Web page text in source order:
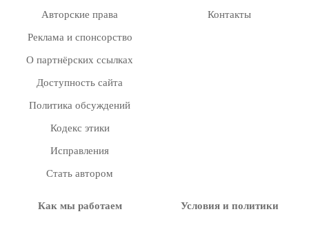
Авторские права
Реклама и спонсорство
О партнёрских ссылках
Доступность сайта
Политика обсуждений
Кодекс этики
Исправления
Стать автором
Контакты
Как мы работаем Условия и политики